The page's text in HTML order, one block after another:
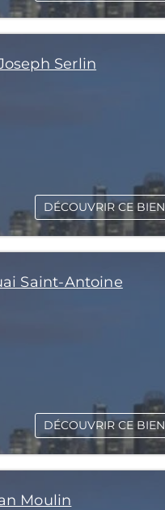
Serlin
DÉCOUVRIR CE BIEN
Saint-Antoine
DÉCOUVRIR CE BIEN
Moulin